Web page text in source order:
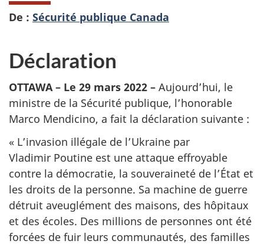
De : Sécurité publique Canada
Déclaration
OTTAWA – Le 29 mars 2022 – Aujourd’hui, le
ministre de la Sécurité publique, l’honorable
Marco Mendicino, a fait la déclaration suivante :
« L’invasion illégale de l’Ukraine par
Vladimir Poutine est une attaque effroyable
contre la démocratie, la souveraineté de l’État et
les droits de la personne. Sa machine de guerre
détruit aveuglément des maisons, des hôpitaux
et des écoles. Des millions de personnes ont été
forcées de fuir leurs communautés, des familles